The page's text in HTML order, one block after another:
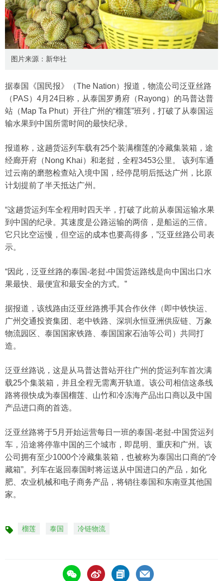
图片来源：新华社
据泰国《国民报》（The Nation）报道，物流公司泛亚丝路
（PAS）4月24日称，从泰国罗勇府（Rayong）的马普达普
站（Map Ta Phut）开往广州的“榴莲”班列，打破了从泰国运
输水果到中国所需时间的最快纪录。
报道称，这趟货运列车载有25个装满榴莲的冷藏集装箱，途
经廊开府（Nong Khai）和老挝，全程3453公里。 该列车通
过云南的磨憨检查站入境中国，经停昆明后抵达广州，比原
计划提前了半天抵达广州。
“这趟货运列车全程用时四天半，打破了此前从泰国运输水果
到中国的纪录。其速度是公路运输的两倍，是船运的三倍。
它只比空运慢，但空运的成本也要高得多，”泛亚丝路公司表
示。
“因此，泛亚丝路的泰国-老挝-中国货运路线是向中国出口水
果最快、最便宜和最安全的方式。”
据报道，该线路由泛亚丝路携手其合作伙伴（即中铁快运、
广州交通投资集团、老中铁路、深圳永恒亚洲供应链、万象
物流园区、泰国国家铁路、泰国国家石油等公司）共同打
造。
泛亚丝路说，这是从马普达普站开往广州的货运列车首次满
载25个集装箱，并且全程无需离开轨道。该公司相信这条线
路将很快成为泰国榴莲、山竹和冷冻海产品出口商以及中国
产品进口商的首选。
泛亚丝路将于5月开始运营每日一班的泰国-老挝-中国货运列
车，沿途将停靠中国的三个城市，即昆明、重庆和广州。该
公司拥有至少1000个冷藏集装箱，也被称为泰国出口商的“冷
藏箱”。列车在返回泰国时将运送从中国进口的产品，如化
肥、农业机械和电子商务产品，将销往泰国和东南亚其他国
家。
标 榴莲 泰国 冷链物流